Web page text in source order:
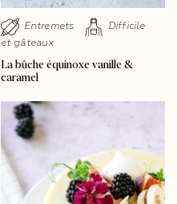
Entremets
et gâteaux
Difficile
La bûche équinoxe vanille &
caramel